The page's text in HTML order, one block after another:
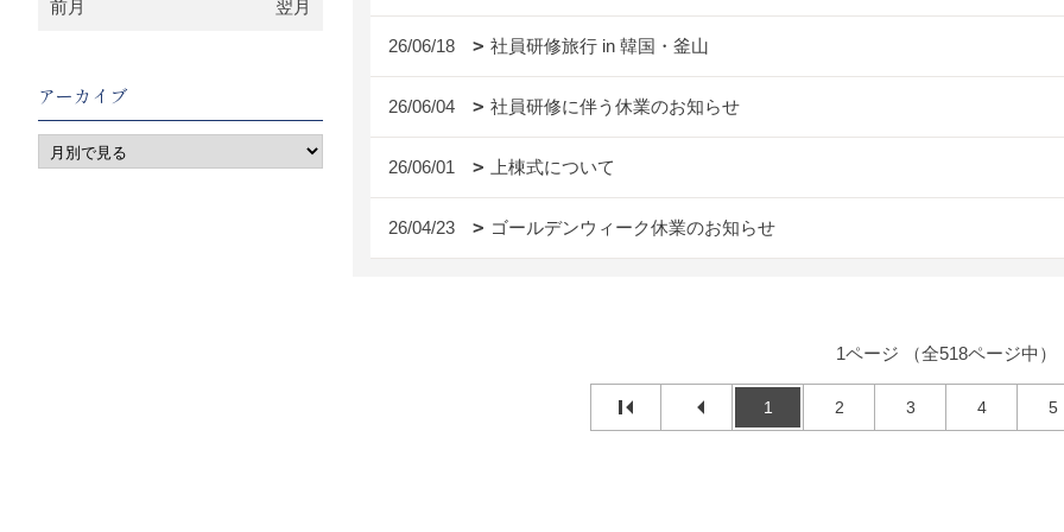
26/06/18 社員研修旅行 in 韓国・釜山
26/06/04 社員研修に伴う休業のお知らせ
26/06/01 上棟式について
26/04/23 ゴールデンウィーク休業のお知らせ
1ページ （全518ページ中）
1 2 3 4 5
前月 翌月
アーカイブ